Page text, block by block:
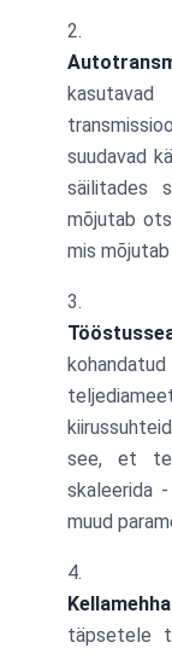
suudavad
säilitades
mõjutab
mis
see, et te
skaleerida
muud
täpsetele